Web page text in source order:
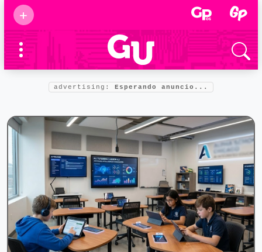
+
Supermamás
2025
Marcas de
confianza
Foro salud
advertising: Esperando anuncio...